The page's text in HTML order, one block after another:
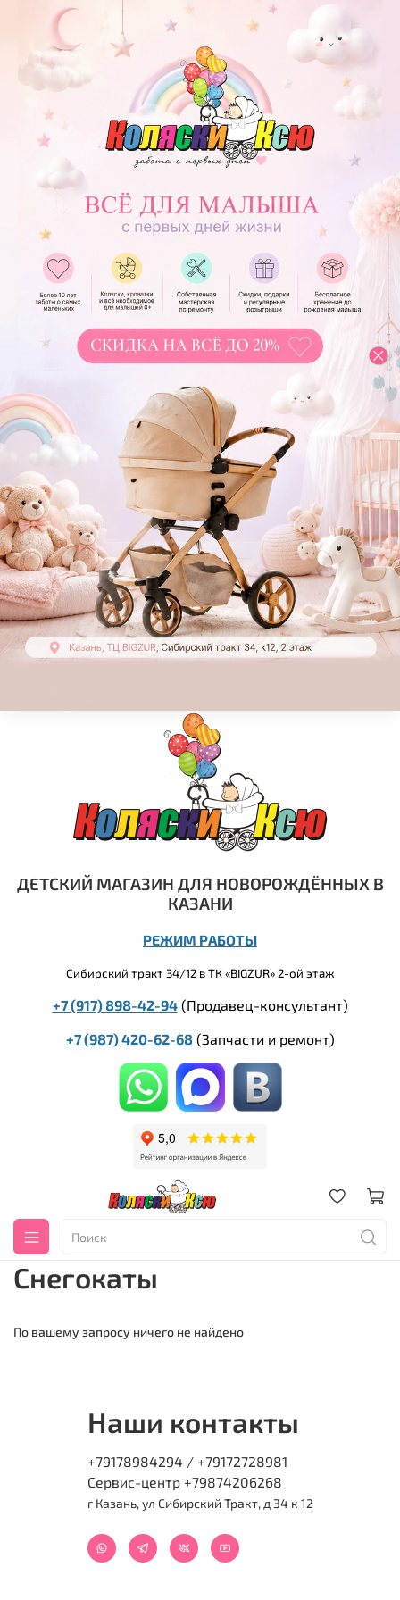
ДЕТСКИЙ МАГАЗИН ДЛЯ НОВОРОЖДЁННЫХ В
КАЗАНИ
РЕЖИМ РАБОТЫ
Сибирский тракт 34/12 в ТК «BIGZUR» 2-ой этаж
+7 (917) 898-42-94(Продавец-консультант)
+7 (987) 420-62-68 (Запчасти и ремонт)
Снегокаты
По вашему запросу ничего не найдено
Наши контакты
+79178984294 / +79172728981
Сервис-центр +79874206268
г Казань, ул Сибирский Тракт, д 34 к 12